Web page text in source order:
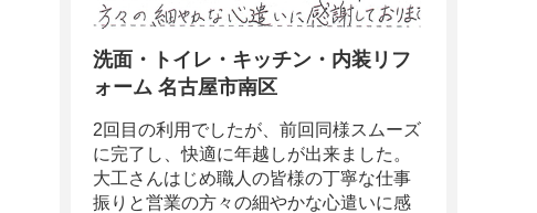
洗面・トイレ・キッチン・内装リフ
ォーム 名古屋市南区
2回目の利用でしたが、前回同様スムーズ
に完了し、快適に年越しが出来ました。
大工さんはじめ職人の皆様の丁寧な仕事
振りと営業の方々の細やかな心遣いに感